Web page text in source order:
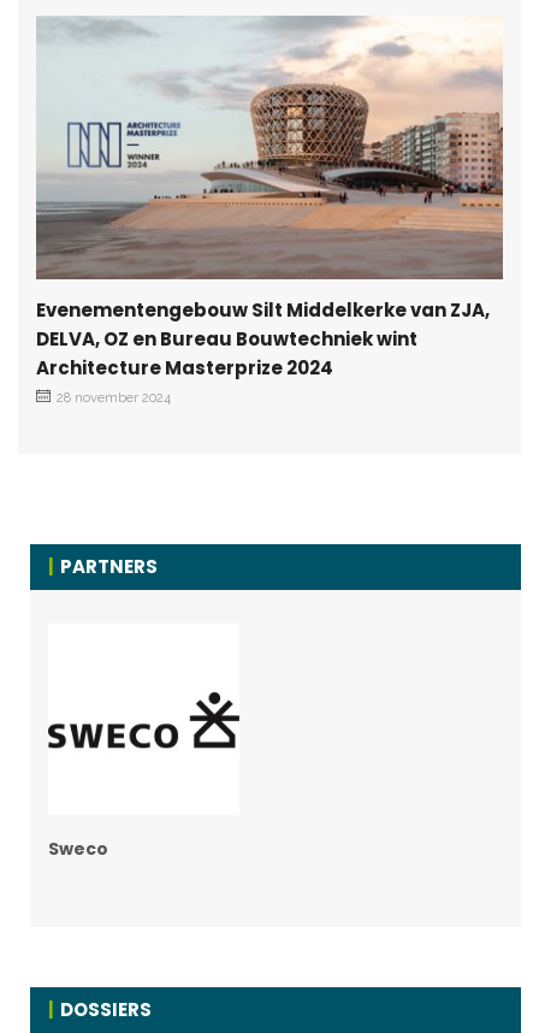
Evenementengebouw Silt Middelkerke van ZJA,
DELVA, OZ en Bureau Bouwtechniek wint
Architecture Masterprize 2024
28 november 2024
PARTNERS
Sweco
DOSSIERS